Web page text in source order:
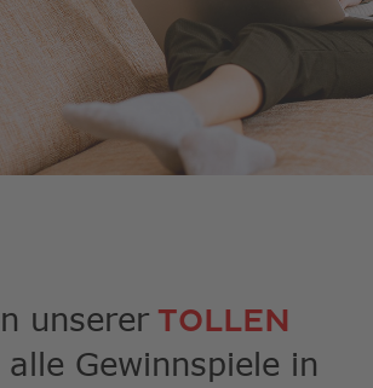
unserer TOLLEN
Gewinnspiele in